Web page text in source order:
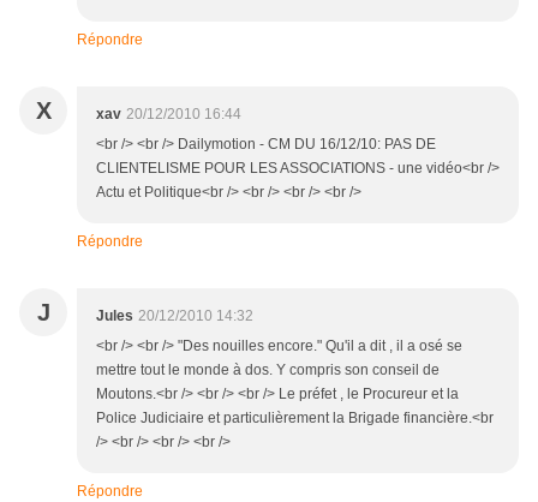
Répondre
X xav 20/12/2010 16:44
<br /> <br /> Dailymotion - CM DU 16/12/10: PAS DE
CLIENTELISME POUR LES ASSOCIATIONS - une vidéo<br />
Actu et Politique<br /> <br /> <br /> <br />
Répondre
J Jules 20/12/2010 14:32
<br /> <br /> "Des nouilles encore." Qu'il a dit , il a osé se
mettre tout le monde à dos. Y compris son conseil de
Moutons.<br /> <br /> <br /> Le préfet , le Procureur et la
Police Judiciaire et particulièrement la Brigade financière.<br
/> <br /> <br /> <br />
Répondre